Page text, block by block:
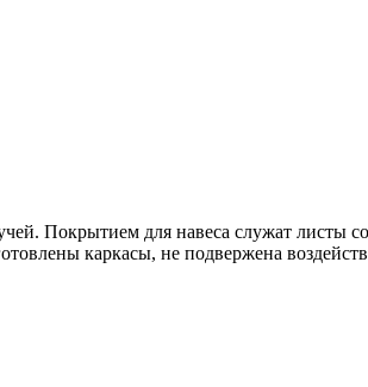
Покрытием для навеса служат листы
каркасы, не подвержена